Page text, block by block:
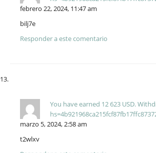
febrero 22, 2024, 11:47 am
bilj7e
Responder a este comentario
Yоu hаvе еаrnеd 12 623 USD.
marzo 5, 2024, 2:58 am
t2wlxv